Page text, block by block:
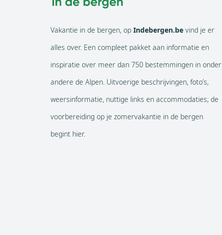
Vakantie in de bergen, op Indebergen.be vind je er
alles over. Een compleet pakket aan informatie en
inspiratie over meer dan 750 bestemmingen in onder
andere de Alpen. Uitvoerige beschrijvingen, foto’s,
weersinformatie, nuttige links en accommodaties; de
voorbereiding op je zomervakantie in de bergen
begint hier.